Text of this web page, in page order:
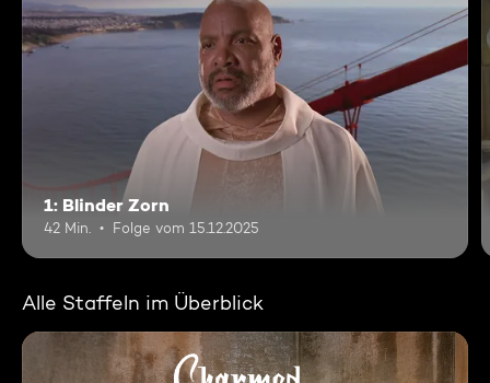
1: Blinder Zorn
42 Min. Folge vom 15.12.2025
Alle Staffeln im Überblick